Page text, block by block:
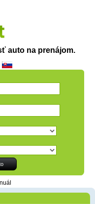
auto na prenájom.